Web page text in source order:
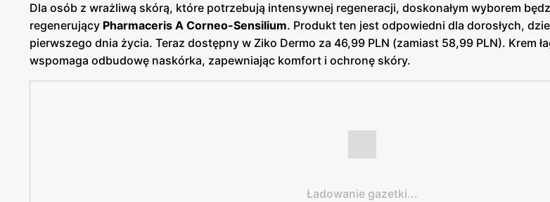
Dla osób z wrażliwą skórą, które potrzebują intensywnej regeneracji, doskonałym wyborem
regenerujący Pharmaceris A Corneo-Sensilium. Produkt ten jest odpowiedni dla dorosłych,
pierwszego dnia życia. Teraz dostępny w Ziko Dermo za 46,99 PLN (zamiast 58,99 PLN). Krem
wspomaga odbudowę naskórka, zapewniając komfort i ochronę skóry.
Ładowanie gazetki...